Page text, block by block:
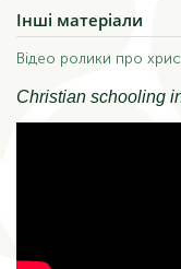
Інші матеріали
Відео ролики про
Christian schooling